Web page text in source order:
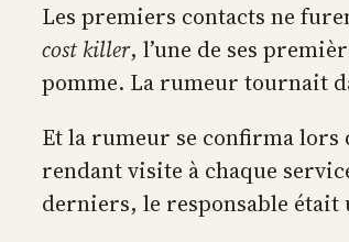
Les premiers contacts ne
cost killer, l’une de ses
pomme. La rumeur tournait
Et la rumeur se confirma lors
rendant visite à chaque
derniers, le responsable était